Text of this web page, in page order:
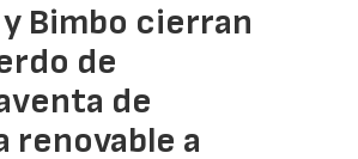
Bimbo cierran
de
de
renovable a